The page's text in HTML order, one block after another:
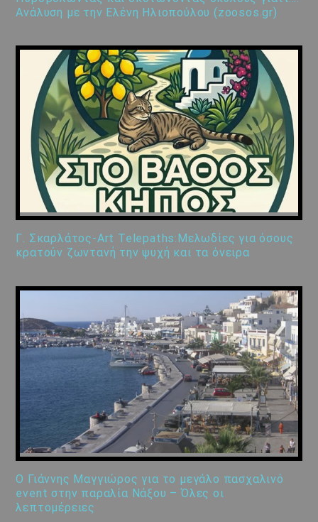
Ανάλυση με την Ελένη Ηλιοπούλου (zoosos.gr)
Γ. Σκαρλάτος-Art Telepaths:Μελωδίες για όσους
κρατούν ζωντανή την ψυχή και τα όνειρα
Ο Γιάννης Μαγγιώρος για το μεγάλο πασχαλινό
event στην παραλία Νάξου – Όλες οι
λεπτομέρειες